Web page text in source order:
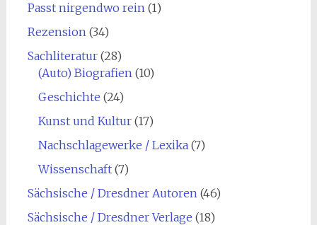
Passt nirgendwo rein(1)
Rezension(34)
Sachliteratur(28)
(Auto) Biografien(10)
Geschichte (24)
Kunst und Kultur(17)
Nachschlagewerke / Lexika(7)
Wissenschaft(7)
Sächsische / Dresdner Autoren(46)
Sächsische / Dresdner Verlage (18)